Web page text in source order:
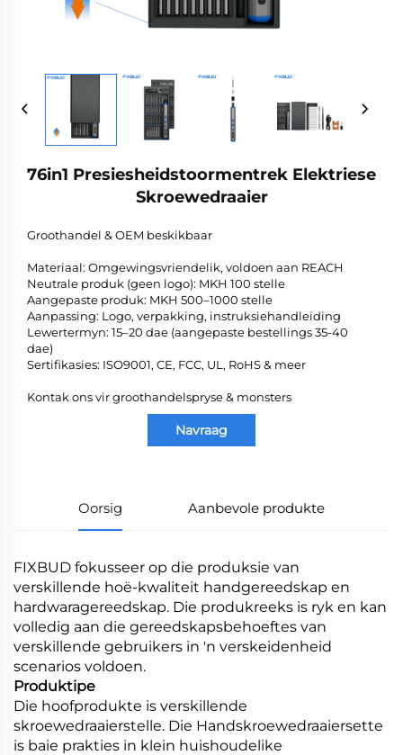
76in1 Presiesheidstoormentrek Elektriese
Skroewedraaier
Groothandel & OEM beskikbaar
Materiaal: Omgewingsvriendelik, voldoen aan REACH
Neutrale produk (geen logo): MKH 100 stelle
Aangepaste produk: MKH 500–1000 stelle
Aanpassing: Logo, verpakking, instruksiehandleiding
Lewertermyn: 15–20 dae (aangepaste bestellings 35-40
dae)
Sertifikasies: ISO9001, CE, FCC, UL, RoHS & meer
Kontak ons vir groothandelspryse & monsters
Navraag
Oorsig Aanbevole produkte
FIXBUD fokusseer op die produksie van
verskillende hoë-kwaliteit handgereedskap en
hardwaragereedskap. Die produkreeks is ryk en kan
volledig aan die gereedskapsbehoeftes van
verskillende gebruikers in 'n verskeidenheid
scenarios voldoen.
Produktipe
Die hoofprodukte is verskillende
skroewedraaierstelle. Die Handskroewedraaiersette
is baie prakties in klein huishoudelike